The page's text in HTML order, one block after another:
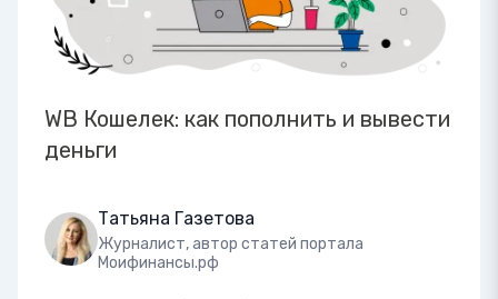
WB Кошелек: как пополнить и вывести
деньги
Татьяна Газетова
Журналист, автор статей портала
Моифинансы.рф